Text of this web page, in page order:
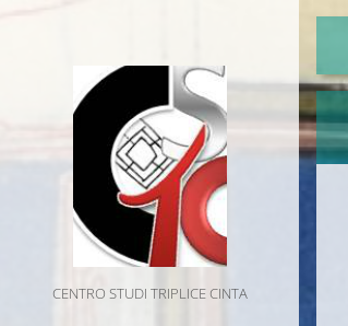
CENTRO STUDI TRIPLICE CINTA